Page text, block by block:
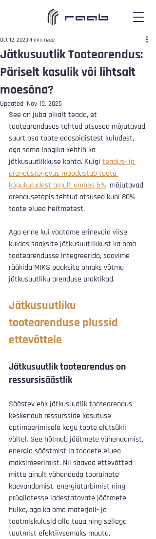
Jätkusuutlik Tootearendus:
Päriselt kasulik või lihtsalt
moesõna?
Oct 12, 20234 min read
Updated: Nov 19, 2025
See on juba pikalt teada, et
tootearenduses tehtud otsused mõjutavad
suurt osa toote edaspidistest kuludest,
aga sama loogika kehtib ka
jätkusuutlikkuse kohta. Kuigi teadus- ja
arendustegevus moodustab toote
kogukuludest ainult umbes 5%, mõjutavad
arendusetapis tehtud otsused kuni 80%
toote eluea heitmetest.
Aga enne kui vaatame erinevaid viise,
kuidas saaksite jätkusuutlikkust ka oma
tootearendusse integreerida, soovime
rääkida MIKS peaksite omaks võtma
jätkusuutliku arenduse praktikad.
Jätkusuutliku
tootearenduse plussid
ettevõttele
Jätkusuutlik tootearendus on
ressursisäästlik
Säästev ehk jätkusuutlik tootearendus
keskendub ressursside kasutuse
optimeerimisele kogu toote elutsükli
vältel. See hõlmab jäätmete vähendamist,
energia säästmist ja toodete eluea
maksimeerimist. Nii saavad ettevõtted
mitte ainult vähendada toorainete
kaevandamist, energiatarbimist ning
prügilatesse ladestatavate jäätmete
hulka, aga ka oma materjali- ja
tootmiskulusid alla tuua ning sellega
tootmist efektiivsemaks muuta.